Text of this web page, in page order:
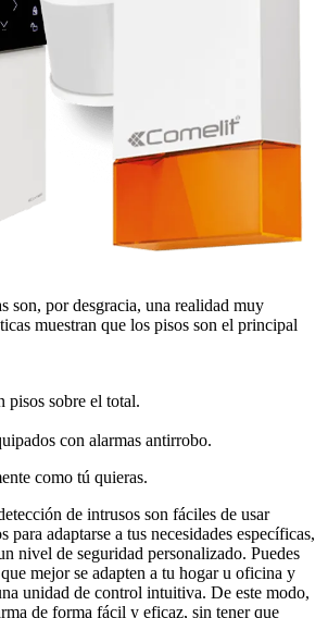
son, por desgracia, una realidad muy
muestran que los pisos son el principal
pisos sobre el total.
con alarmas antirrobo.
como tú quieras.
de intrusos son fáciles de usar
para adaptarse a tus necesidades específicas,
nivel de seguridad personalizado. Puedes
mejor se adapten a tu hogar u oficina y
unidad de control intuitiva. De este modo,
de forma fácil y eficaz, sin tener que